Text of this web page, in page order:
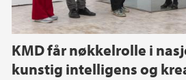
KMD får nøkkelrolle i
kunstig intelligens og